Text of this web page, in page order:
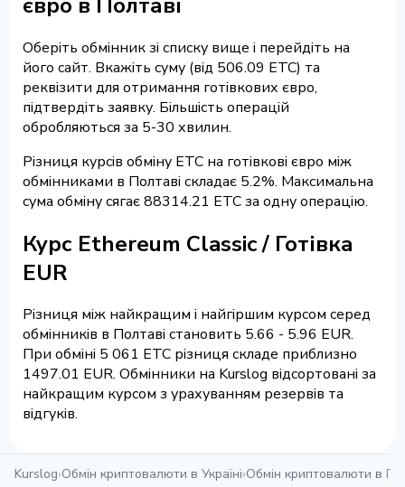
Оберіть обмінник зі списку вище і перейдіть на
його сайт. Вкажіть суму (від 506.09 ETC) та
реквізити для отримання готівкових євро,
підтвердіть заявку. Більшість операцій
обробляються за 5-30 хвилин.
Різниця курсів обміну ETC на готівкові євро між
обмінниками в Полтаві складає 5.2%. Максимальна
сума обміну сягає 88314.21 ETC за одну операцію.
Курс Ethereum Classic / Готівка
EUR
Різниця між найкращим і найгіршим курсом серед
обмінників в Полтаві становить 5.66 - 5.96 EUR.
При обміні 5 061 ETC різниця складе приблизно
1497.01 EUR. Обмінники на Kurslog відсортовані за
найкращим курсом з урахуванням резервів та
відгуків.
Kurslog›Обмін криптовалюти в Україні›Обмін криптовалюти в